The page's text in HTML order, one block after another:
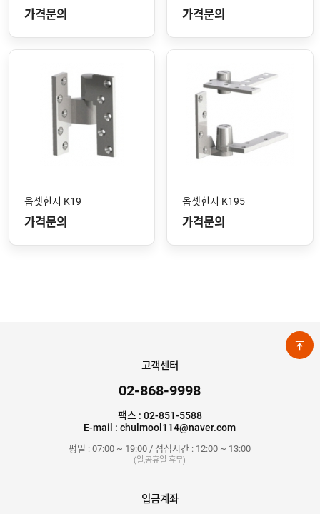
가격문의 가격문의
옵셋힌지 K19
가격문의
옵셋힌지 K195
가격문의
고객센터
02-868-9998
팩스 : 02-851-5588
E-mail : chulmool114@naver.com
평일 : 07:00 ~ 19:00 / 점심시간 : 12:00 ~ 13:00
(일,공휴일 휴무)
입금계좌